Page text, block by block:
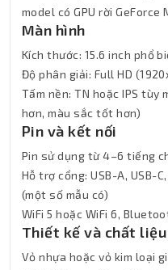
model có GPU rời GeForce
Màn hình
Kích thước: 15.6 inch phổ
Độ phân giải: Full HD
Tấm nền: TN hoặc IPS tùy
hơn, màu sắc tốt hơn)
Pin và kết nối
Pin sử dụng từ 4–6 tiếng
Hỗ trợ cổng: USB-A, USB-
(một số mẫu có)
WiFi 5 hoặc WiFi 6,
Thiết kế và chất liệu
Vỏ nhựa hoặc vỏ kim loại